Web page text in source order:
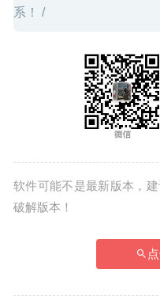
系！ /
软件可能不是最新版本，
破解版本！